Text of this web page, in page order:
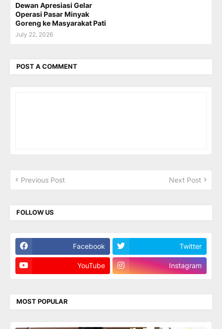
Dewan Apresiasi Gelar
Operasi Pasar Minyak
Goreng ke Masyarakat Pati
July 22, 2026
POST A COMMENT
Previous Post Next Post
FOLLOW US
Facebook Twitter
YouTube Instagram
MOST POPULAR